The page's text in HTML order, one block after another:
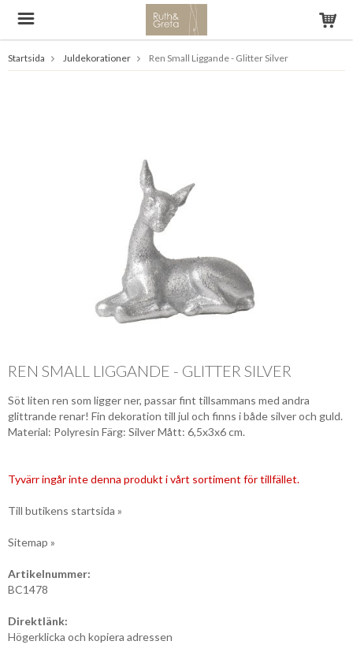
Startsida Juldekorationer Ren Small Liggande - Glitter Silver
REN SMALL LIGGANDE - GLITTER SILVER
Söt liten ren som ligger ner, passar fint tillsammans med andra
glittrande renar! Fin dekoration till jul och finns i både silver och guld.
Material: Polyresin Färg: Silver Mått: 6,5x3x6 cm.
Tyvärr ingår inte denna produkt i vårt sortiment för tillfället.
Till butikens startsida »
Sitemap »
Artikelnummer:
BC1478
Direktlänk:
Högerklicka och kopiera adressen